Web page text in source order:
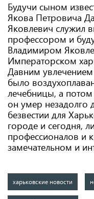
Будучи сыном
Якова Петровича
Яковлевич служил
профессором и
Владимиром
Императорском
Давним увлечением
было
лечебницы, а потом
он умер
безвестии для
городе и сегодня,
профессионалов и
замечательном и
харьковские новости